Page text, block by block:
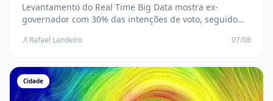
Levantamento do Real Time Big Data mostra ex-
governador com 30% das intenções de voto, seguido
vagas ao Senado nas eleições de 2026
Rafael Landeiro 07/08
Cidade